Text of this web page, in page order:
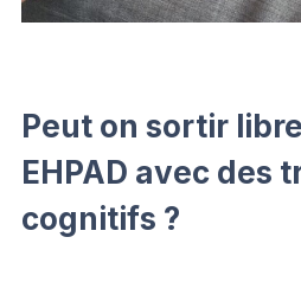
Peut on sortir
EHPAD avec des
cognitifs ?